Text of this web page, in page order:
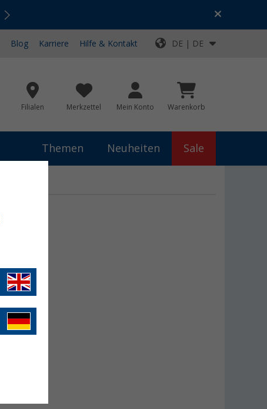
Top-Deals für dein Abenteuer!
Blog Karriere Hilfe & Kontakt DE | DE
Filialen Merkzettel Mein Konto Warenkorb
Themen Neuheiten Sale